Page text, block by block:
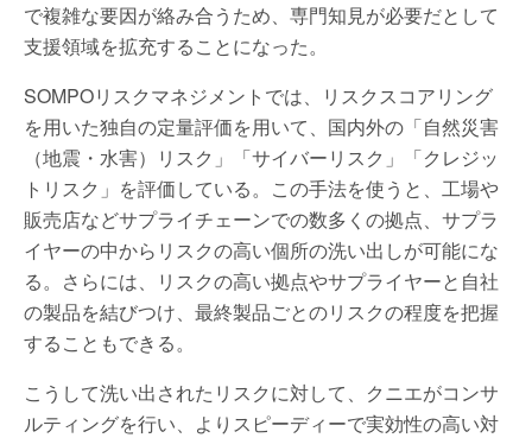
で複雑な要因が絡み合うため、専門知見が必要だとして
支援領域を拡充することになった。
SOMPOリスクマネジメントでは、リスクスコアリング
を用いた独自の定量評価を用いて、国内外の「自然災害
（地震・水害）リスク」「サイバーリスク」「クレジッ
トリスク」を評価している。この手法を使うと、工場や
販売店などサプライチェーンでの数多くの拠点、サプラ
イヤーの中からリスクの高い個所の洗い出しが可能にな
る。さらには、リスクの高い拠点やサプライヤーと自社
の製品を結びつけ、最終製品ごとのリスクの程度を把握
することもできる。
こうして洗い出されたリスクに対して、クニエがコンサ
ルティングを行い、よりスピーディーで実効性の高い対